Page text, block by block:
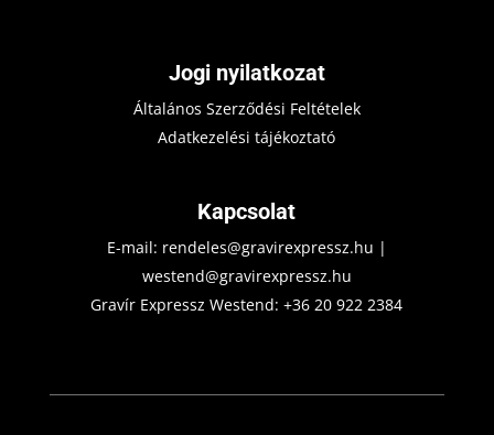
Jogi nyilatkozat
Általános Szerződési Feltételek
Adatkezelési tájékoztató
Kapcsolat
E-mail: rendeles@gravirexpressz.hu |
westend@gravirexpressz.hu
Gravír Expressz Westend:+36 20 922 2384